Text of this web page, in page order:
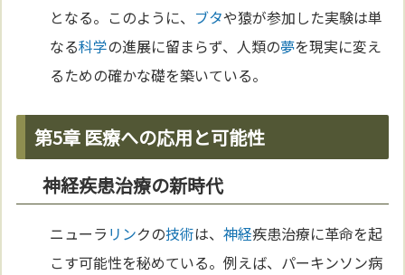
となる。このように、 ブタや猿が参加した実験は単
なる科学の進展に留まらず、人類の夢を現実に変え
るための確かな礎を築いている。
第5章 医療への応用と可能性
神経疾患治療の新時代
ニューラ リンクの技術は、神経疾患治療に革命を起
こす可能性を秘めている。例えば、パーキンソン病